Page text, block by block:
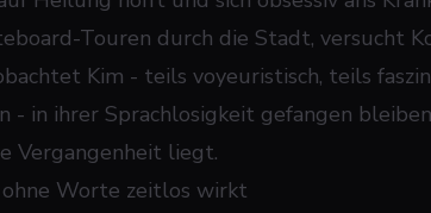
Touren durch die Stadt, versucht
Kim - teils voyeuristisch, teils
- in ihrer Sprachlosigkeit gefangen
Vergangenheit liegt.
Worte zeitlos wirkt